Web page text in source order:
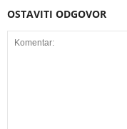
OSTAVITI ODGOVOR